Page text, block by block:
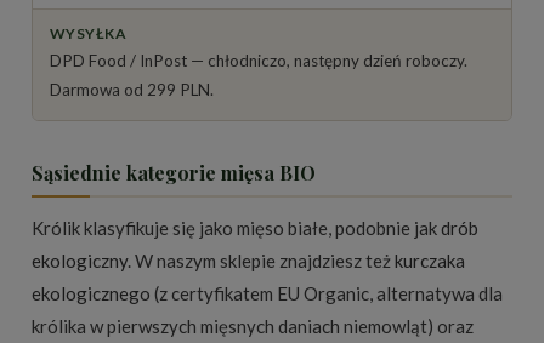
WYSYŁKA
DPD Food / InPost — chłodniczo, następny dzień roboczy.
Darmowa od 299 PLN.
Sąsiednie kategorie mięsa BIO
Królik klasyfikuje się jako mięso białe, podobnie jakdrób
ekologiczny. W naszym sklepie znajdziesz też kurczaka
ekologicznego (z certyfikatem EU Organic, alternatywa dla
królika w pierwszych mięsnych daniach niemowląt) oraz